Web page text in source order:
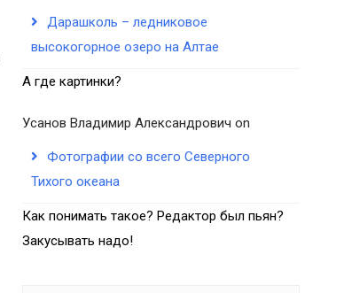
Дарашколь – ледниковое
высокогорное озеро на Алтае
А где картинки?
Усанов Владимир Александрович on
Фотографии со всего Северного
Тихого океана
Как понимать такое? Редактор был пьян?
Закусывать надо!